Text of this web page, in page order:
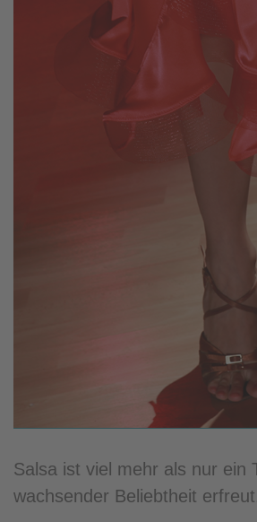
Salsa ist viel mehr als nur ein
wachsender Beliebtheit